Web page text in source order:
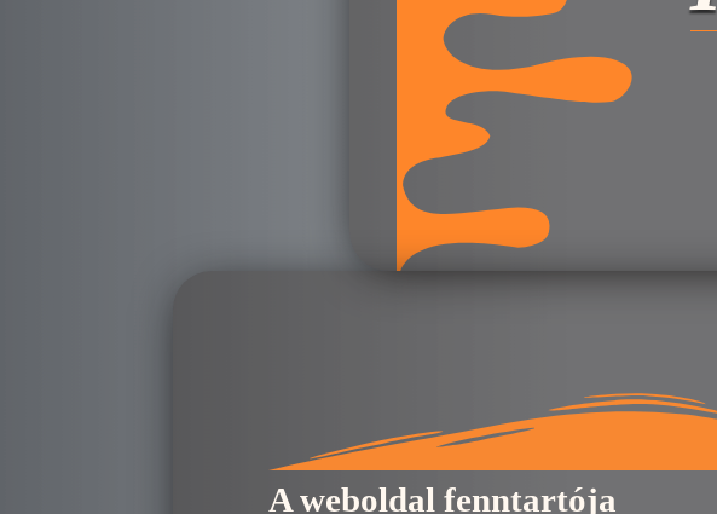
A weboldal fenntartója